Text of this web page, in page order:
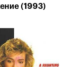
(1993)